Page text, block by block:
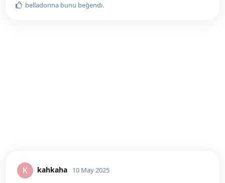
belladonna bunu beğendi.
K kahkaha 10 May 2025